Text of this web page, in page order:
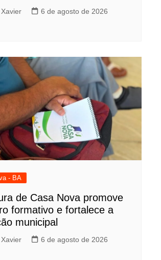
6 de agosto de 2026
- BA
de Casa Nova promove
formativo e fortalece a
municipal
6 de agosto de 2026